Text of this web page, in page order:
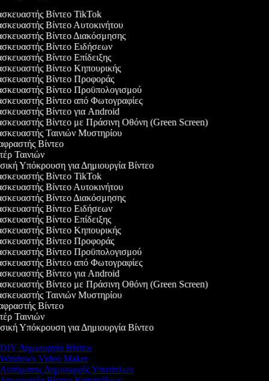
Βίντεο TikTok
Βίντεο Αυτοκινήτου
Βίντεο Διακόσμησης
Βίντεο Ειδήσεων
Βίντεο Επίδειξης
Βίντεο Κηπουρικής
Βίντεο Προφοράς
Βίντεο Προϋπολογισμού
Βίντεο από Φωτογραφίες
Βίντεο για Android
Βίντεο με Πράσινη Οθόνη (Green Screen)
Ταινιών Μυστηρίου
Βίντεο
Ταινιών
Υπόκρουση για Δημιουργία Βίντεο
Βίντεο TikTok
Βίντεο Αυτοκινήτου
Βίντεο Διακόσμησης
Βίντεο Ειδήσεων
Βίντεο Επίδειξης
Βίντεο Κηπουρικής
Βίντεο Προφοράς
Βίντεο Προϋπολογισμού
Βίντεο από Φωτογραφίες
Βίντεο για Android
Βίντεο με Πράσινη Οθόνη (Green Screen)
Ταινιών Μυστηρίου
Βίντεο
Ταινιών
Υπόκρουση για Δημιουργία Βίντεο
Δημιουργία Βίντεο
Video Maker
Δημιουργός Υποτίτλων